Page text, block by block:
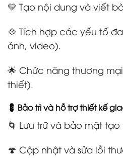
💛 Tạo nội dung và viết
💠 Tích hợp các yếu tố
ảnh, video).
🌟 Chức năng thương
thiết).
💈 Bảo trì và hỗ trợ thiết kế
🌀 Lưu trữ và bảo mật
🍄 Cập nhật và sửa lỗi